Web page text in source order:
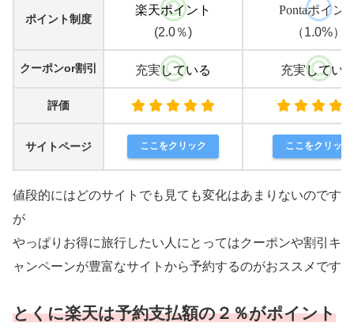
ポイント制度
楽天ポイント
(2.0％)
Pontaポイン
（1.0%）
クーポンor割引 充実している 充実してい
評価
サイトページ ここをクリック ここをクリック
値段的にはどのサイトでも見ても変化はあまりないのです
が
やっぱりお得に旅行したい人にとってはクーポンや割引キ
ャンペーンが豊富なサイトから予約するのがおススメです
とくに楽天は予約支払額の２％がポイント